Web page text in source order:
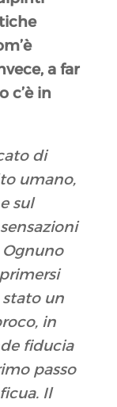
a far
c’è in
di
umano,
sul
stato un
in
fiducia
passo
Il